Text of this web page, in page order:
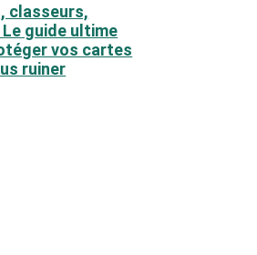
classeurs,
guide ultime
vos cartes
ruiner